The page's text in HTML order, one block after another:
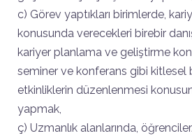
c) Görev yaptıkları birimlerde,
konusunda verecekleri birebir
kariyer planlama ve geliştirme
seminer ve konferans gibi kitlesel
etkinliklerin düzenlenmesi
yapmak,
ç) Uzmanlık alanlarında,